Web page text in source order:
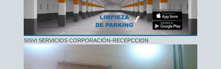
SISVI SERVICIOS CORPORACIÓN-RECEPCCION